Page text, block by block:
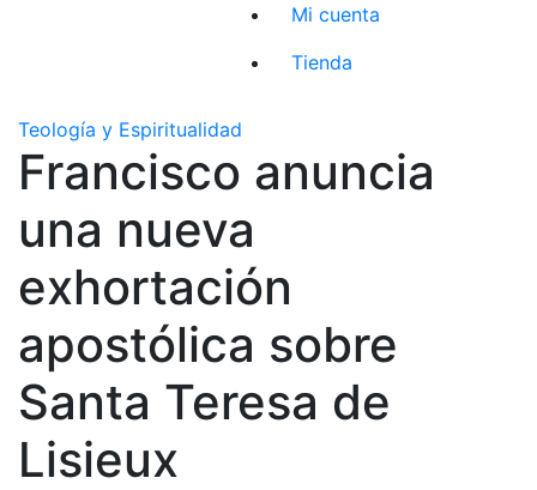
Mi cuenta
Tienda
Teología y Espiritualidad
Francisco anuncia
una nueva
exhortación
apostólica sobre
Santa Teresa de
Lisieux